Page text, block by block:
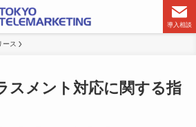
導入相談
ース
スメント対応に関する指